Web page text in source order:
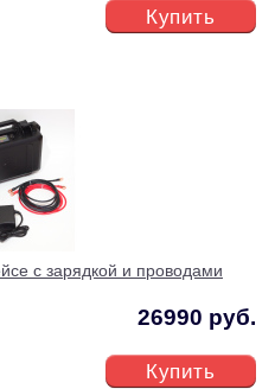
Купить
с зарядкой и проводами
26990 руб.
Купить